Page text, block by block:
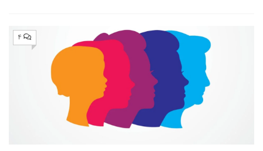
بهداشت
بیماری و درمان
کودک و مادر
ورزش و تندرستی
۴